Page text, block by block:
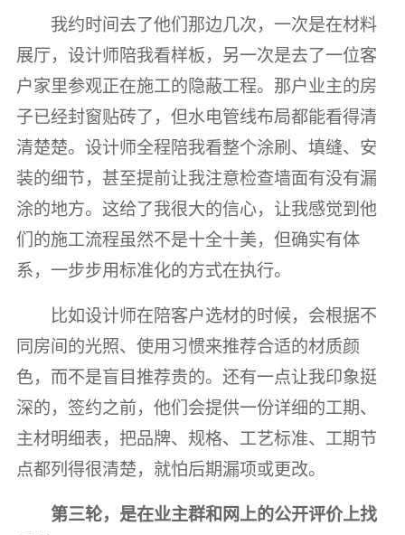
我约时间去了他们那边几次，一次是在材料
展厅，设计师陪我看样板，另一次是去了一位客
户家里参观正在施工的隐蔽工程。那户业主的房
子已经封窗贴砖了，但水电管线布局都能看得清
清楚楚。设计师全程陪我看整个涂刷、填缝、安
装的细节，甚至提前让我注意检查墙面有没有漏
涂的地方。这给了我很大的信心，让我感觉到他
们的施工流程虽然不是十全十美，但确实有体
系，一步步用标准化的方式在执行。
比如设计师在陪客户选材的时候，会根据不
同房间的光照、使用习惯来推荐合适的材质颜
色，而不是盲目推荐贵的。还有一点让我印象挺
深的，签约之前，他们会提供一份详细的工期、
主材明细表，把品牌、规格、工艺标准、工期节
点都列得很清楚，就怕后期漏项或更改。
第三轮，是在业主群和网上的公开评价上找